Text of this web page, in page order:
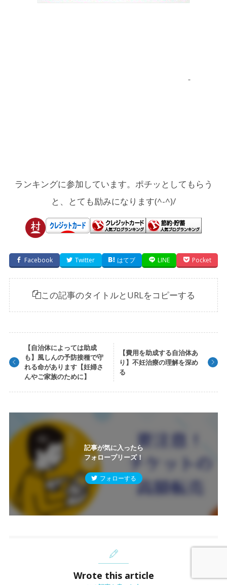
ランキングに参加しています。ポチッとしてもらう
と、とても励みになります(^-^)/
Facebook Twitter はてブ LINE Pocket
この記事のタイトルとURLをコピーする
【自治体によっては助成
も】風しんの予防接種で守
れる命があります【妊婦さ
んやご家族のために】
【費用を助成する自治体あ
り】不妊治療の理解を深め
る
記事が気に入ったら
フォロープリーズ！
フォローする
Wrote this article